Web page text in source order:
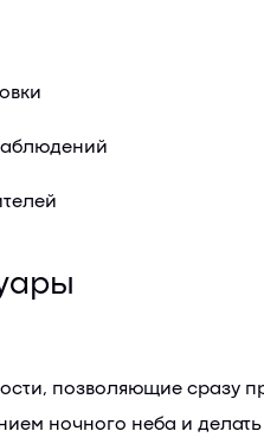
позволяющие сразу
ночного неба и